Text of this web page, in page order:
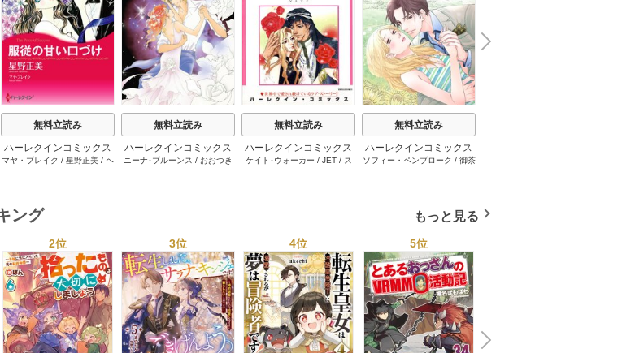
無料立読み
ハーレクインコミックス
セット 2026年 vol.1002
マヤ・ブレイク / 星野正美 / ヘ
無料立読み
ハーレクインコミックス
セット 2026年 vol.1063
ニーナ･ブルーンス / おおつき
無料立読み
ハーレクインコミックス
セット 2026年 vol.1001
ケイト･ウォーカー / JET/ ス
無料立読み
ハーレクインコミックス
セット 2026年 vol.1062
ソフィー・ペンブローク / 御茶
一ノ関りん子
N
e
x
t
ング もっと見る
2位 3位 4位 5位
N
x